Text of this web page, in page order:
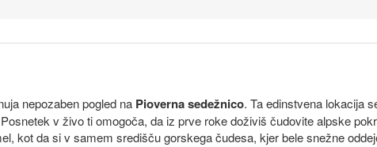
nepozaben pogled na Pioverna sedežnico. Ta edinstvena lokacija
v živo ti omogoča, da iz prve roke doživiš čudovite alpske
kot da si v samem središču gorskega čudesa, kjer bele snežne